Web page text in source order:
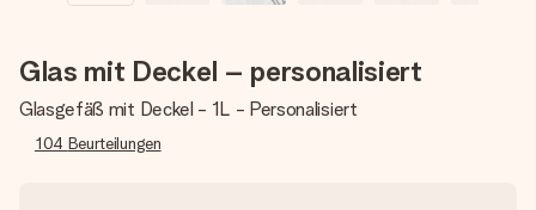
Glas mit Deckel – personalisiert
Glasgefäß mit Deckel - 1L - Personalisiert
104 Beurteilungen